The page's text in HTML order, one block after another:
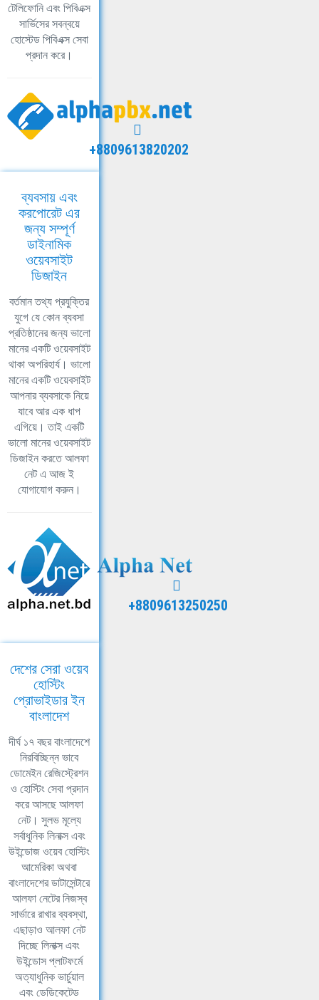
টেলিফোনি এবং পিবিএক্স
সার্ভিসের সবন্বয়ে
হোস্টেড পিবিএক্স সেবা
প্রদান করে।
+8809613820202
ব্যবসায় এবং
করপোরেট এর
জন্য সম্পূর্ণ
ডাইনামিক
ওয়েবসাইট
ডিজাইন
বর্তমান তথ্য প্রযুক্তির
যুগে যে কোন ব্যবসা
প্রতিষ্ঠানের জন্য ভালো
মানের একটি ওয়েবসাইট
থাকা অপরিহার্য। ভালো
মানের একটি ওয়েবসাইট
আপনার ব্যবসাকে নিয়ে
যাবে আর এক ধাপ
এগিয়ে। তাই একটি
ভালো মানের ওয়েবসাইট
ডিজাইন করতে আলফা
নেট এ আজ ই
যোগাযোগ করুন।
+8809613250250
দেশের সেরা ওয়েব
হোস্টিং
প্রোভাইডার ইন
বাংলাদেশ
দীর্ঘ ১৭ বছর বাংলাদেশে
নিরবিচ্ছিন্ন ভাবে
ডোমেইন রেজিস্ট্রেশন
ও হোস্টিং সেবা প্রদান
করে আসছে আলফা
নেট। সুলভ মূল্যে
সর্বাধুনিক লিনাক্স এবং
উইন্ডোজ ওয়েব হোস্টিং
আমেরিকা অথবা
বাংলাদেশের ডাটাসেন্টারে
আলফা নেটের নিজস্ব
সার্ভারে রাখার ব্যবস্থা,
এছাড়াও আলফা নেট
দিচ্ছে লিনাক্স এবং
উইন্ডোস প্লাটফর্মে
অত্যাধুনিক ভার্চুয়াল
এবং ডেডিকেটেড